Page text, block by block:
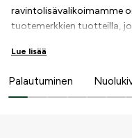
ravintolisävalikoimamme
tuotemerkkien tuotteilla,
siitä, onko hevosellasi
Lue lisää
Palautuminen